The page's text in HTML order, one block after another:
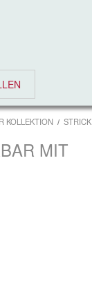
KOLLEKTION STRICK
MIT